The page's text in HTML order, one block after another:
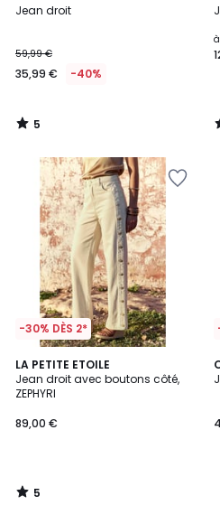
Jean droit
59,99 €
35,99 € -40%
/
5
/
/
-30% DÈS 2*
LA PETITE ETOILE
Jean droit avec boutons côté,
ZEPHYRI
89,00 €
5
/
5
5
/